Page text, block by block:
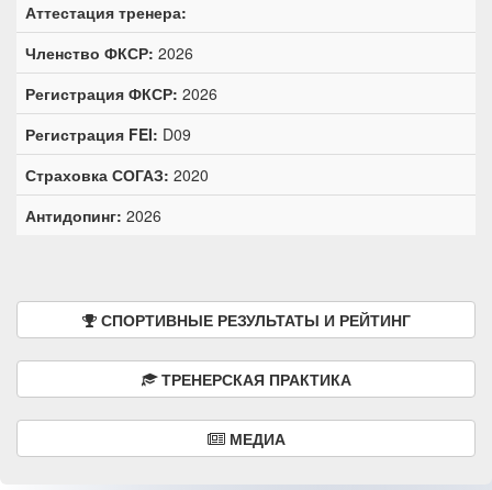
Аттестация тренера:
Членство ФКСР: 2026
Регистрация ФКСР: 2026
Регистрация FEI: D09
Страховка СОГАЗ: 2020
Антидопинг: 2026
СПОРТИВНЫЕ РЕЗУЛЬТАТЫ И РЕЙТИНГ
ТРЕНЕРСКАЯ ПРАКТИКА
МЕДИА